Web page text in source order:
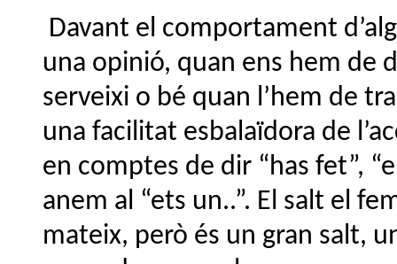
Davant el comportament
una opinió, quan ens hem de
serveixi o bé quan l’hem de
una facilitat esbalaïdora de
en comptes de dir “has fet”,
anem al “ets un..”. El salt el
mateix, però és un gran salt,